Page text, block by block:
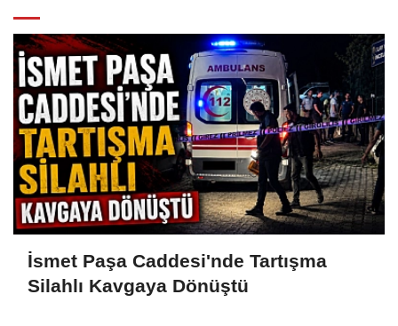
İsmet Paşa Caddesi'nde Tartışma
Silahlı Kavgaya Dönüştü